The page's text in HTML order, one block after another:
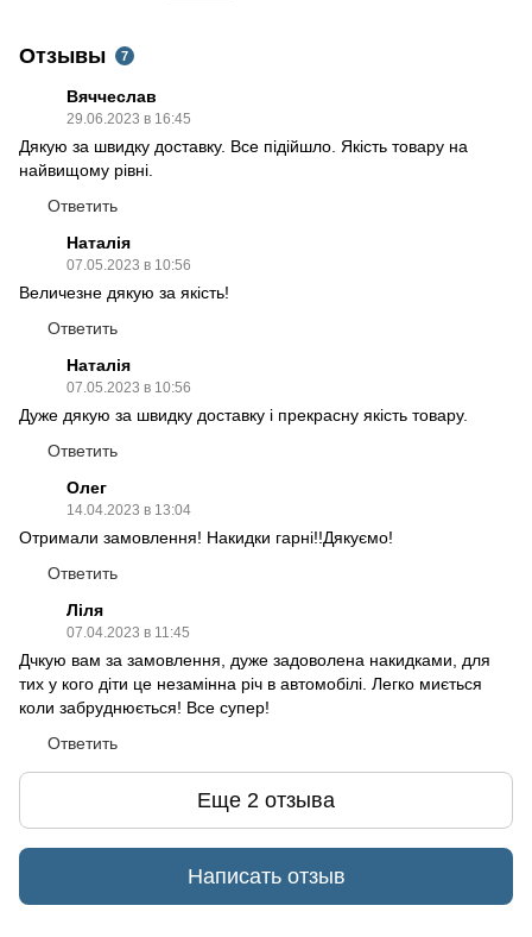
Отзывы 7
Вяччеслав
29.06.2023 в 16:45
Дякую за швидку доставку. Все підійшло. Якість товару на
найвищому рівні.
Ответить
Наталія
07.05.2023 в 10:56
Величезне дякую за якість!
Ответить
Наталія
07.05.2023 в 10:56
Дуже дякую за швидку доставку і прекрасну якість товару.
Ответить
Олег
14.04.2023 в 13:04
Отримали замовлення! Накидки гарні!!Дякуємо!
Ответить
Ліля
07.04.2023 в 11:45
Дчкую вам за замовлення, дуже задоволена накидками, для
тих у кого діти це незамінна річ в автомобілі. Легко миється
коли забруднюється! Все супер!
Ответить
Еще 2 отзыва
Написать отзыв